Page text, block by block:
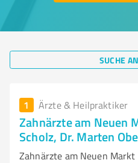
SUCHE
1 Ärzte & Heilpraktiker
Zahnärzte am Neuen
Scholz, Dr. Marten
Zahnärzte am Neuen